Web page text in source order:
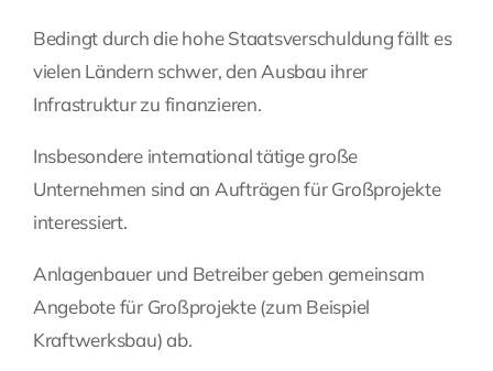
Bedingt durch die hohe Staatsverschuldung fällt es
vielen Ländern schwer, den Ausbau ihrer
Infrastruktur zu finanzieren.
Insbesondere international tätige große
Unternehmen sind an Aufträgen für Großprojekte
interessiert.
Anlagenbauer und Betreiber geben gemeinsam
Angebote für Großprojekte (zum Beispiel
Kraftwerksbau) ab.